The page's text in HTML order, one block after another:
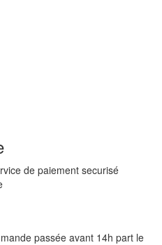
de paiement securisé
passée avant 14h part le